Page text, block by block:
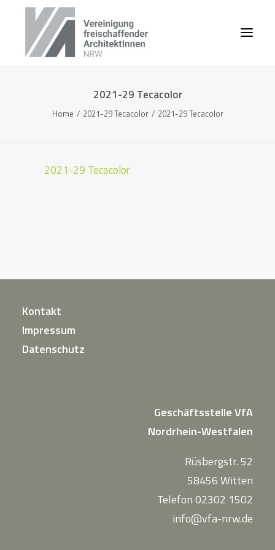
2021-29 Tecacolor
Home 2021-29 Tecacolor 2021-29 Tecacolor
2021-29 Tecacolor
Kontakt
Impressum
Datenschutz
Geschäftsstelle VfA
Nordrhein-Westfalen
Rüsbergstr. 52
58456 Witten
Telefon 02302 1502
info@vfa-nrw.de